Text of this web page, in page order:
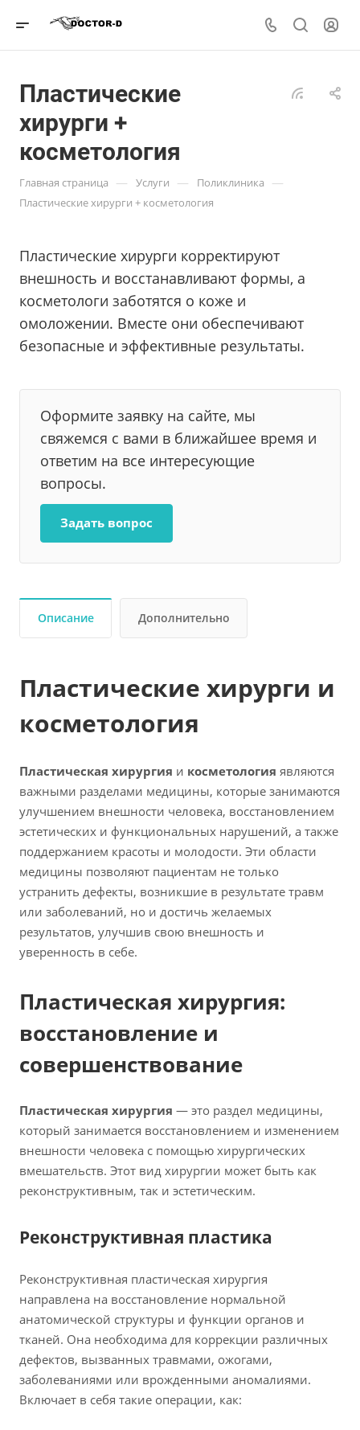
Пластические
хирурги +
косметология
Главная страница — Услуги — Поликлиника —
Пластические хирурги + косметология
Пластические хирурги корректируют
внешность и восстанавливают формы, а
косметологи заботятся о коже и
омоложении. Вместе они обеспечивают
безопасные и эффективные результаты.
Оформите заявку на сайте, мы
свяжемся с вами в ближайшее время и
ответим на все интересующие
вопросы.
Задать вопрос
Описание Дополнительно
Пластические хирурги и
косметология
Пластическая хирургия и косметология являются
важными разделами медицины, которые занимаются
улучшением внешности человека, восстановлением
эстетических и функциональных нарушений, а также
поддержанием красоты и молодости. Эти области
медицины позволяют пациентам не только
устранить дефекты, возникшие в результате травм
или заболеваний, но и достичь желаемых
результатов, улучшив свою внешность и
уверенность в себе.
Пластическая хирургия:
восстановление и
совершенствование
Пластическая хирургия — это раздел медицины,
который занимается восстановлением и изменением
внешности человека с помощью хирургических
вмешательств. Этот вид хирургии может быть как
реконструктивным, так и эстетическим.
Реконструктивная пластика
Реконструктивная пластическая хирургия
направлена на восстановление нормальной
анатомической структуры и функции органов и
тканей. Она необходима для коррекции различных
дефектов, вызванных травмами, ожогами,
заболеваниями или врожденными аномалиями.
Включает в себя такие операции, как: